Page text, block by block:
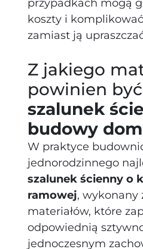
przypadkach mogą
koszty i
zamiast ją
Z jakiego
powinien
szalunek
budowy
W praktyce
jednorodzinnego
szalunek ścienny o
ramowej, wykonany
materiałów, które
odpowiednią
jednoczesnym